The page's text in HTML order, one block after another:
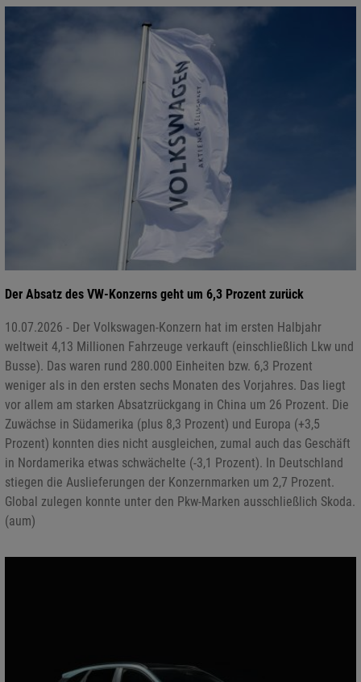
Der Absatz des VW-Konzerns geht um 6,3 Prozent zurück
10.07.2026 - Der Volkswagen-Konzern hat im ersten Halbjahr
weltweit 4,13 Millionen Fahrzeuge verkauft (einschließlich Lkw und
Busse). Das waren rund 280.000 Einheiten bzw. 6,3 Prozent
weniger als in den ersten sechs Monaten des Vorjahres. Das liegt
vor allem am starken Absatzrückgang in China um 26 Prozent. Die
Zuwächse in Südamerika (plus 8,3 Prozent) und Europa (+3,5
Prozent) konnten dies nicht ausgleichen, zumal auch das Geschäft
in Nordamerika etwas schwächelte (-3,1 Prozent). In Deutschland
stiegen die Auslieferungen der Konzernmarken um 2,7 Prozent.
Global zulegen konnte unter den Pkw-Marken ausschließlich Skoda.
(aum)